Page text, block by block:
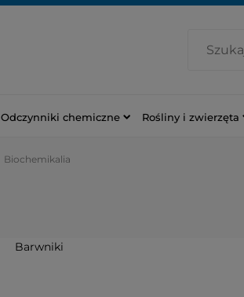
Odczynniki chemiczne Rośliny i zwierzęta
Biochemikalia
Barwniki